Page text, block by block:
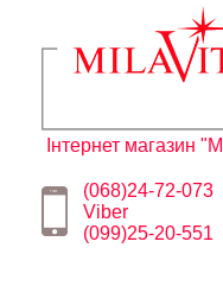
Інтернет магазин
(068)24-72-073
Viber
(099)25-20-551